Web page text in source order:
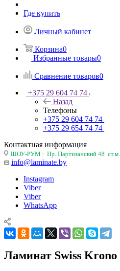
Где купить
Личный кабинет
Корзина0
Избранные товары0
Сравнение товаров0
+375 29 604 74 74
Назад
Телефоны
+375 29 604 74 74
+375 29 654 74 74
Контактная информация
ШОУ-РУМ : Пр. Партизанский 48 ст.м.
info@laminate.by
Instagram
Viber
Viber
WhatsApp
Ламинат Swiss